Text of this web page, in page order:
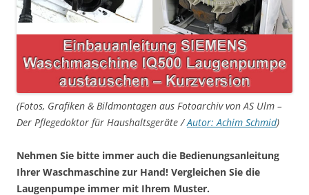
(Fotos, Grafiken & Bildmontagen aus Fotoarchiv von AS Ulm –
Der Pflegedoktor für Haushaltsgeräte /Autor: Achim Schmid)
Nehmen Sie bitte immer auch die Bedienungsanleitung
Ihrer Waschmaschine zur Hand! Vergleichen Sie die
Laugenpumpe immer mit Ihrem Muster.